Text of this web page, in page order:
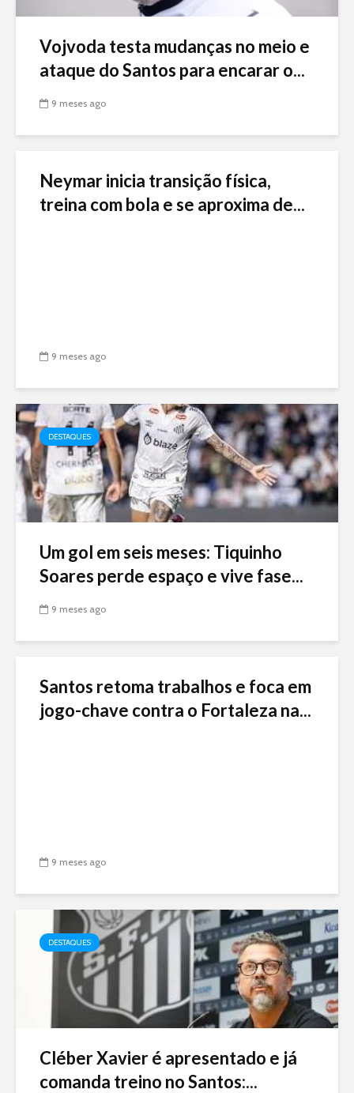
Vojvoda testa mudanças no meio e
ataque do Santos para encarar o...
9 meses ago
Neymar inicia transição física,
treina com bola e se aproxima de...
9 meses ago
DESTAQUES
Um gol em seis meses: Tiquinho
Soares perde espaço e vive fase...
9 meses ago
Santos retoma trabalhos e foca em
jogo-chave contra o Fortaleza na...
9 meses ago
DESTAQUES
Cléber Xavier é apresentado e já
comanda treino no Santos:...